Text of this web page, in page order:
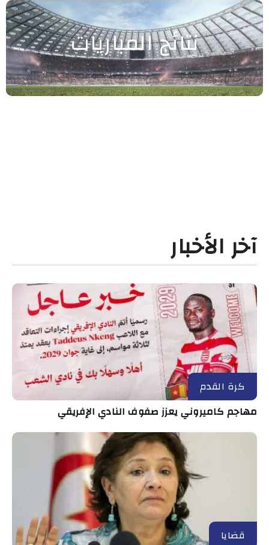
نتائج المباريات
آخر الأخبار
كرة القدم
مهاجم كاميروني يعزز صفوف النادي الإفريقي
قضايا